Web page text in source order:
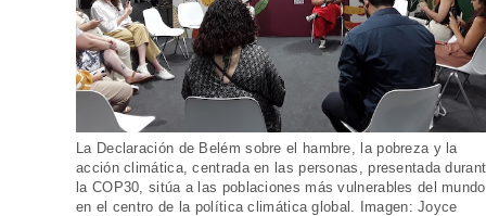
La Declaración de Belém sobre el hambre, la pobreza y la
acción climática, centrada en las personas, presentada
la COP30, sitúa a las poblaciones más vulnerables del mundo
en el centro de la política climática global. Imagen: Joyce